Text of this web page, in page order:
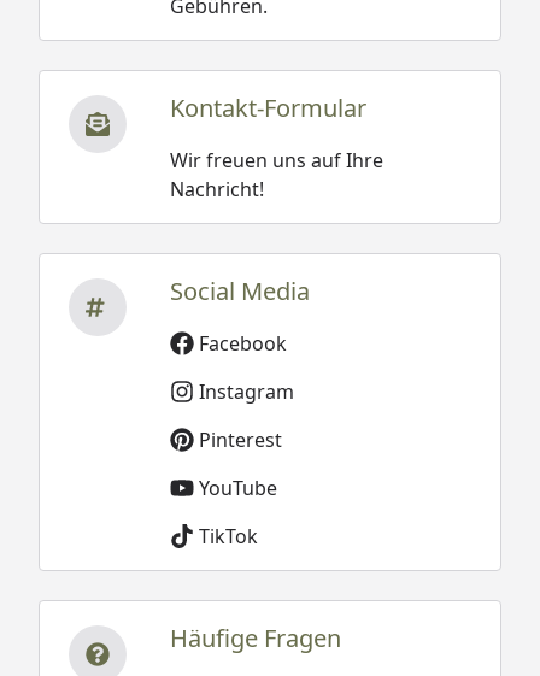
Gebühren.
Kontakt-Formular
Wir freuen uns auf Ihre
Nachricht!
Social Media
Facebook
Instagram
Pinterest
YouTube
TikTok
Häufige Fragen